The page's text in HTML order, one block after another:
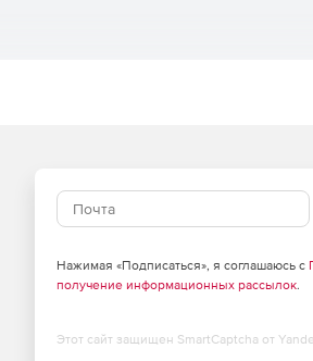
Нажимая «Подписаться», я соглашаюсь с
получение информационных рассылок.
Этот сайт защищен SmartCaptcha от